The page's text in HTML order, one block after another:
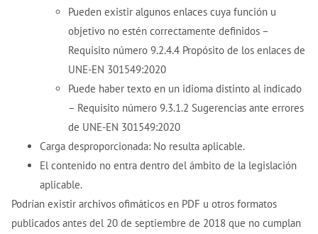
Pueden existir algunos enlaces cuya función u
objetivo no estén correctamente definidos –
Requisito número 9.2.4.4 Propósito de los enlaces de
UNE-EN 301549:2020
Puede haber texto en un idioma distinto al indicado
– Requisito número 9.3.1.2 Sugerencias ante errores
de UNE-EN 301549:2020
Carga desproporcionada: No resulta aplicable.
El contenido no entra dentro del ámbito de la legislación
aplicable.
Podrían existir archivos ofimáticos en PDF u otros formatos
publicados antes del 20 de septiembre de 2018 que no cumplan